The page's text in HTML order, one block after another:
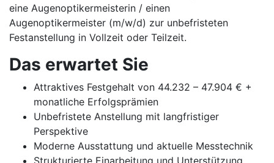
eine Augenoptikermeisterin / einen
Augenoptikermeister (m/w/d) zur unbefristeten
Festanstellung in Vollzeit oder Teilzeit.
Das erwartet Sie
Attraktives Festgehalt von 44.232 – 47.904 € +
monatliche Erfolgsprämien
Unbefristete Anstellung mit langfristiger
Perspektive
Moderne Ausstattung und aktuelle Messtechnik
Strukturierte Einarbeitung und Unterstützung